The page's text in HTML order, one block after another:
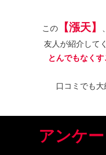
この 【漲天】
友人が紹介して
とんでもなくす
口コミでも大
アンケー